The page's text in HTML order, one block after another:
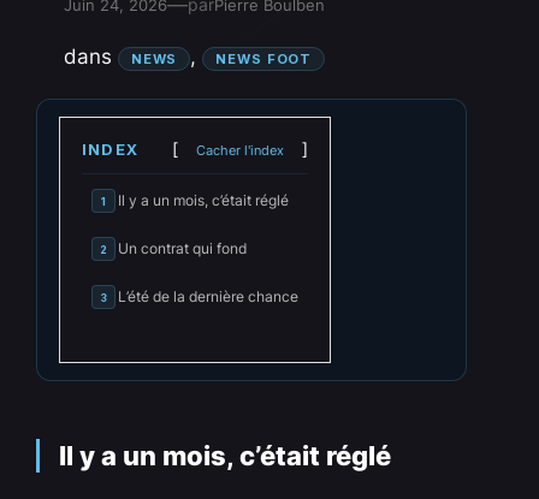
Juin 24, 2026—parPierre Boulben
dans NEWS , NEWS FOOT
INDEX Cacher l'index
1 Il y a un mois, c’était réglé
2 Un contrat qui fond
3 L’été de la dernière chance
Il y a un mois, c’était réglé